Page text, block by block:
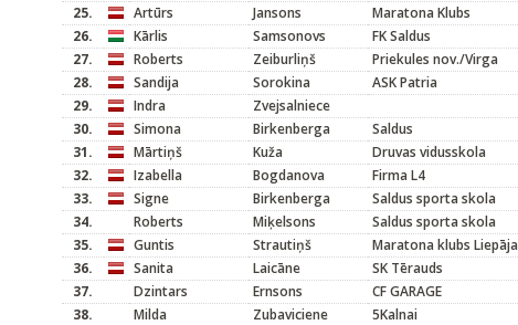
25.
Artūrs Jansons Maratona Klubs
26.
Kārlis Samsonovs FK Saldus
27.
Roberts Zeiburliņš Priekules nov./Virga
28.
Sandija Sorokina ASK Patria
29.
Indra Zvejsalniece
30.
Simona Birkenberga Saldus
31.
Mārtiņš Kuža Druvas vidusskola
32.
Izabella Bogdanova Firma L4
33.
Signe Birkenberga Saldus sporta skola
34.
Roberts Miķelsons Saldus sporta skola
35.
Guntis Strautiņš Maratona klubs Liepāja
36.
Sanita Laicāne SK Tērauds
37.
Dzintars Ernsons CF GARAGE
38.
Milda Zubaviciene 5Kalnai